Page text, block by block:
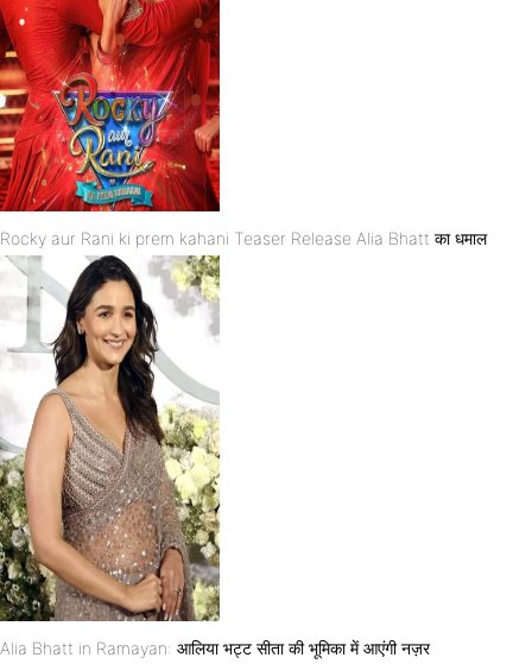
Rocky aur Rani ki prem kahani Teaser Release Alia Bhatt का धमाल
Alia Bhatt in Ramayan: आलिया भट्ट सीता की भूमिका में आएंगी नज़र